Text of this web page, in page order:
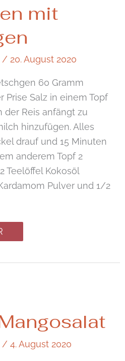
mit
/ 20. August 2020
60 Gramm
Prise Salz in einem Topf
Reis anfängt zu
hinzufügen. Alles
drauf und 15 Minuten
anderem Topf 2
Teelöffel Kokosöl
Pulver und 1/2
/4. August 2020